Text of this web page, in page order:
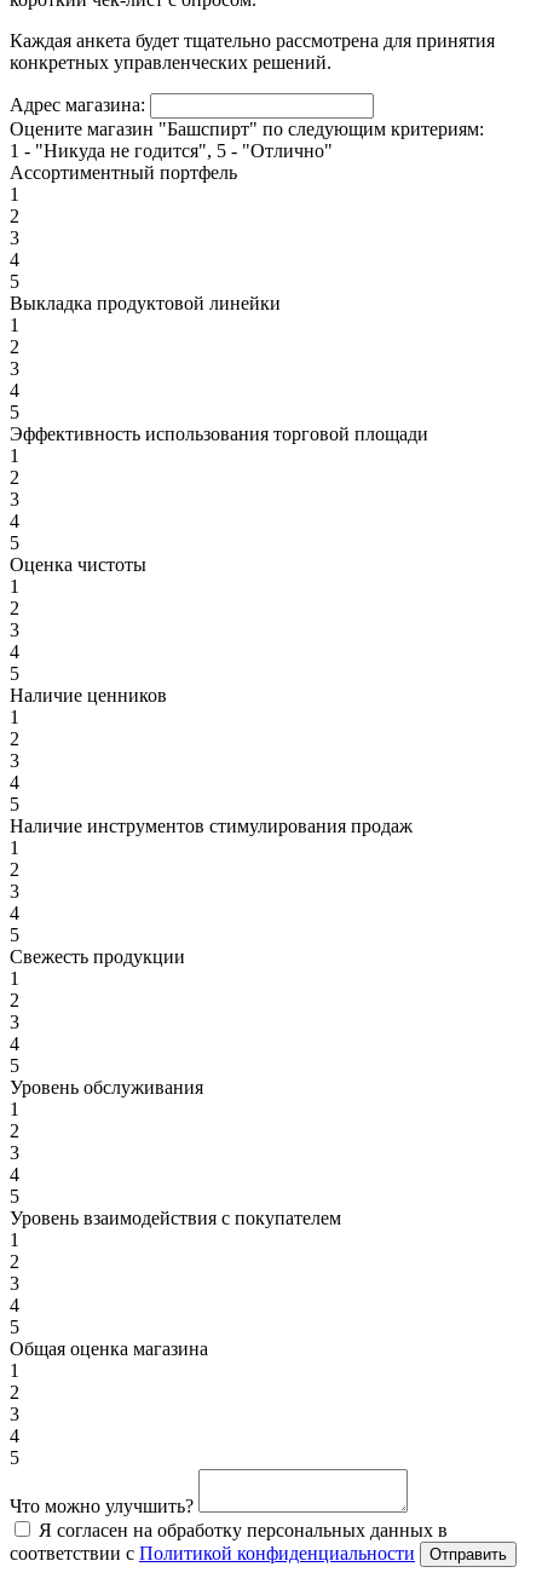
Каждая анкета будет тщательно рассмотрена для принятия
конкретных управленческих решений.
Адрес магазина:
Оцените магазин "Башспирт" по следующим критериям:
1 - "Никуда не годится", 5 - "Отлично"
Ассортиментный портфель
1
2
3
4
5
Выкладка продуктовой линейки
1
2
3
4
5
Эффективность использования торговой площади
1
2
3
4
5
Оценка чистоты
1
2
3
4
5
Наличие ценников
1
2
3
4
5
Наличие инструментов стимулирования продаж
1
2
3
4
5
Свежесть продукции
1
2
3
4
5
Уровень обслуживания
1
2
3
4
5
Уровень взаимодействия с покупателем
1
2
3
4
5
Общая оценка магазина
1
2
3
4
5
Что можно улучшить?
Я согласен на обработку персональных данных в
соответствии с Политикой конфиденциальности Отправить